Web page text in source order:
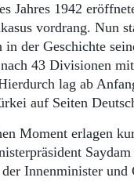
Jahres 1942
vordrang. Nun
der Geschichte
43 Divisionen
lag ab
auf Seiten
Moment erlagen
Saydam
Innenminister und